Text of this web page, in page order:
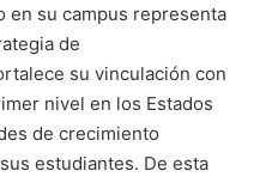
en su campus representa
de
su vinculación con
nivel en los Estados
de crecimiento
estudiantes. De esta